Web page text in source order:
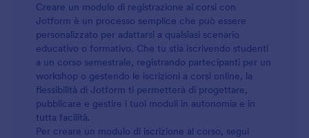
Registrazione ai corsi online:
Programmi di Formazione Aziendale:
Attività extrascolastiche:
Workshop/Seminari:
Corsi online:
Formazione Aziendale:
Creare un modulo di registrazione ai corsi con
Jotform è un processo semplice che può essere
personalizzato per adattarsi a qualsiasi scenario
educativo o formativo. Che tu stia iscrivendo studenti
a un corso semestrale, registrando partecipanti per un
workshop o gestendo le iscrizioni a corsi online, la
flessibilità di Jotform ti permetterà di progettare,
pubblicare e gestire i tuoi moduli in autonomia e in
tutta facilità.
Per creare un modulo di iscrizione al corso, segui